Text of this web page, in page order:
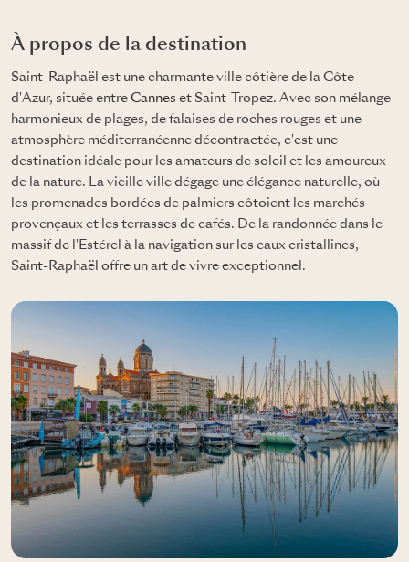
À propos de la destination
Saint-Raphaël est une charmante ville côtière de la Côte
d'Azur, située entre Cannes et Saint-Tropez. Avec son mélange
harmonieux de plages, de falaises de roches rouges et une
atmosphère méditerranéenne décontractée, c'est une
destination idéale pour les amateurs de soleil et les amoureux
de la nature. La vieille ville dégage une élégance naturelle, où
les promenades bordées de palmiers côtoient les marchés
provençaux et les terrasses de cafés. De la randonnée dans le
massif de l'Estérel à la navigation sur les eaux cristallines,
Saint-Raphaël offre un art de vivre exceptionnel.